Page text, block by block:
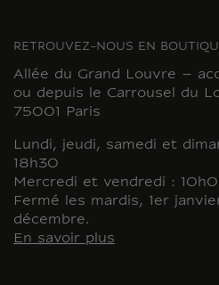
RETROUVEZ-NOUS EN
Allée du Grand Louvre –
ou depuis le Carrousel du
75001 Paris
Lundi, jeudi, samedi et
18h30
Mercredi et vendredi :
Fermé les mardis, 1er
décembre.
En savoir plus